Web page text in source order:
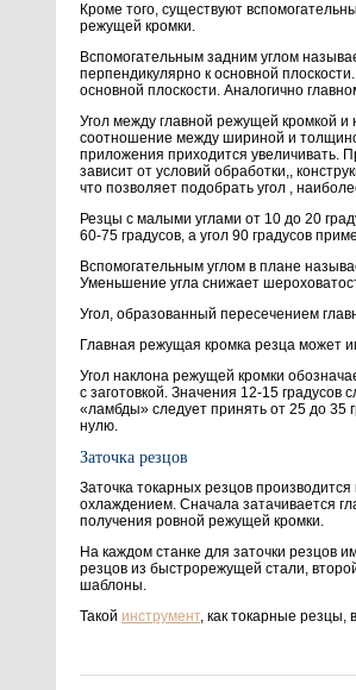
Кроме того, существуют
режущей кромки.
Вспомогательным задним углом
перпендикулярно к основной
основной плоскости. Аналогично
Угол между главной режущей кромкой
соотношение между шириной и
приложения приходится увеличивать.
зависит от условий обработки,,
что позволяет подобрать угол ,
Резцы с малыми углами от 10 до 20
60-75 градусов, а угол 90 градусов
Вспомогательным углом в плане
Уменьшение угла снижает
Угол, образованный пересечением
Главная режущая кромка резца может
Угол наклона режущей кромки
с заготовкой. Значения 12-15
«ламбды» следует принять от 25 до 35
нулю.
Заточка резцов
Заточка токарных резцов
охлаждением. Сначала затачивается
получения ровной режущей кромки.
На каждом станке для заточки резцов
резцов из быстрорежущей стали,
шаблоны.
Такой инструмент, как токарные резцы,